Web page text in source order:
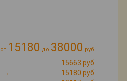
от 15180 до 38000 руб.
15663 руб.
→ 15180 руб.